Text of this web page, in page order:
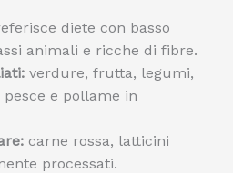
diete con basso
animali e ricche di fibre.
verdure, frutta, legumi,
e pollame in
carne rossa, latticini
processati.